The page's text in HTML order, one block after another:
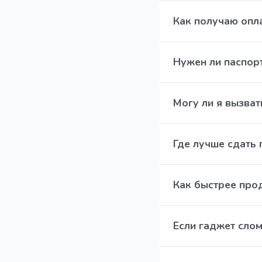
бесплатно!
Как получаю
Нужен ли
Могу ли я
Где лучше сдать
обычный
Как быстрее
нужен). ✔ Возьмите
Если гаджет